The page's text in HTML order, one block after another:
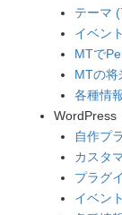
テーマ
イベン
MTで
MTの将
各種情
WordPress
自作プ
カスタ
プラグ
イベン